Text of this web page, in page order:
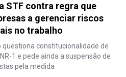
STF contra regra que
a gerenciar riscos
no trabalho
questiona constitucionalidade de
1 e pede ainda a suspensão de
pela medida